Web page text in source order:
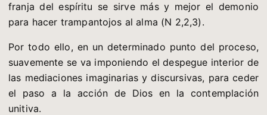
franja del espíritu se sirve más y mejor el demonio
para hacer trampantojos al alma (N 2,2,3).
Por todo ello, en un determinado punto del proceso,
suavemente se va imponiendo el despegue interior de
las mediaciones imaginarias y discursivas, para ceder
el paso a la acción de Dios en la contemplación
unitiva.